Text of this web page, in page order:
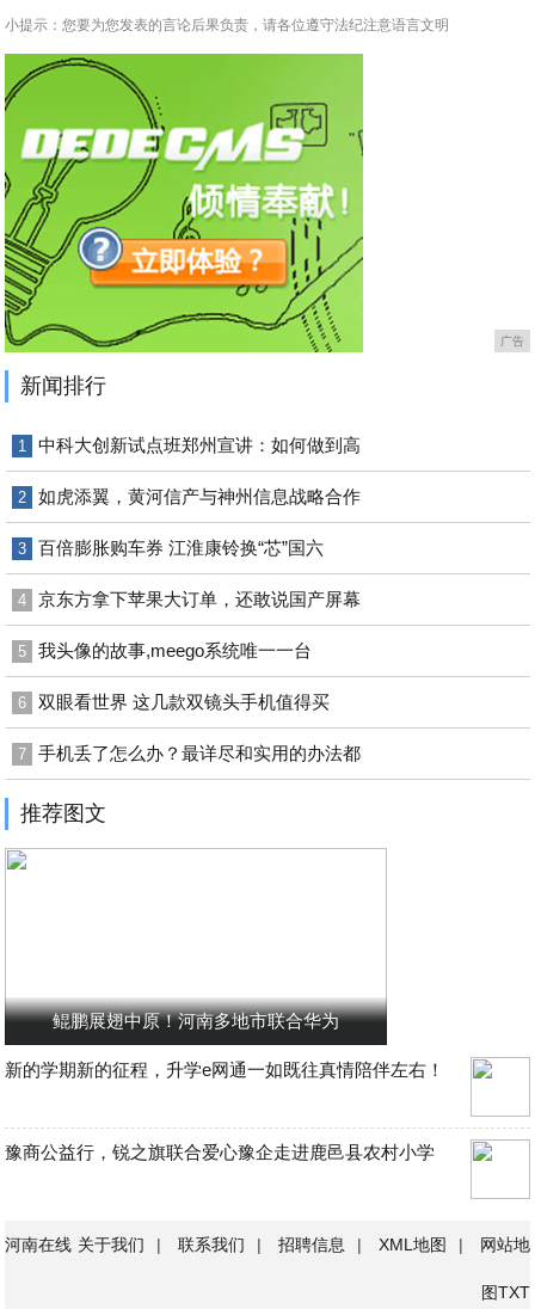
小提示：您要为您发表的言论后果负责，请各位遵守法纪注意语言文明
广告
新闻排行
1 中科大创新试点班郑州宣讲：如何做到高
2 如虎添翼，黄河信产与神州信息战略合作
3 百倍膨胀购车券 江淮康铃换“芯”国六
4 京东方拿下苹果大订单，还敢说国产屏幕
5 我头像的故事,meego系统唯一一台
6 双眼看世界 这几款双镜头手机值得买
7 手机丢了怎么办？最详尽和实用的办法都
推荐图文
鲲鹏展翅中原！河南多地市联合华为
新的学期新的征程，升学e网通一如既往真情陪伴左右！
豫商公益行，锐之旗联合爱心豫企走进鹿邑县农村小学
河南在线 关于我们 | 联系我们 | 招聘信息 | XML地图 | 网站地
图TXT